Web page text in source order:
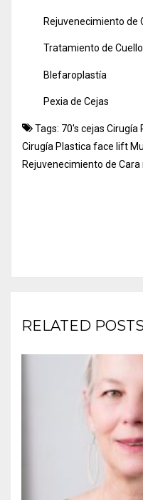
Rejuvenecimiento de
Tratamiento de Cuello
Blefaroplastía
Pexia de Cejas
Tags: 70's cejas Cirugía
Cirugía Plastica face lift
Rejuvenecimiento de Cara
RELATED POSTS